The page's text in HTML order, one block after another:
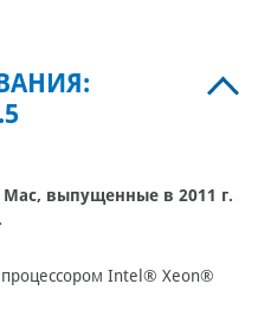
выпущенные в 2011 г.
процессором Intel® Xeon®